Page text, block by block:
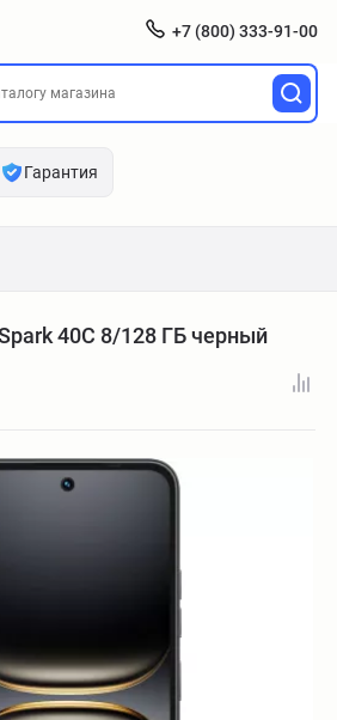
+7 (800) 333-91-00
Гарантия
40C 8/128 ГБ черный